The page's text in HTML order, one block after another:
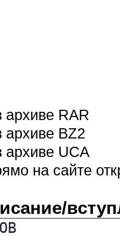
архиве RAR
архиве BZ2
архиве UCA
на сайте